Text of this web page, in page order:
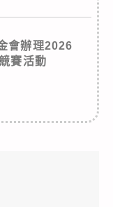
會辦理2026
賽活動